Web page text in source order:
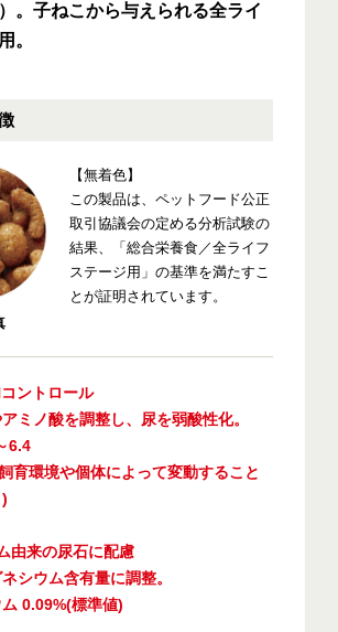
。子ねこから与えられる全ライ
。
【無着色】
この製品は、ペットフード公正
取引協議会の定める分析試験の
結果、「総合栄養食／全ライフ
ステージ用」の基準を満たすこ
とが証明されています。
ントロール
ミノ酸を調整し、尿を弱酸性化。
6.4
育環境や個体によって変動すること
由来の尿石に配慮
シウム含有量に調整。
0.09%(標準値)